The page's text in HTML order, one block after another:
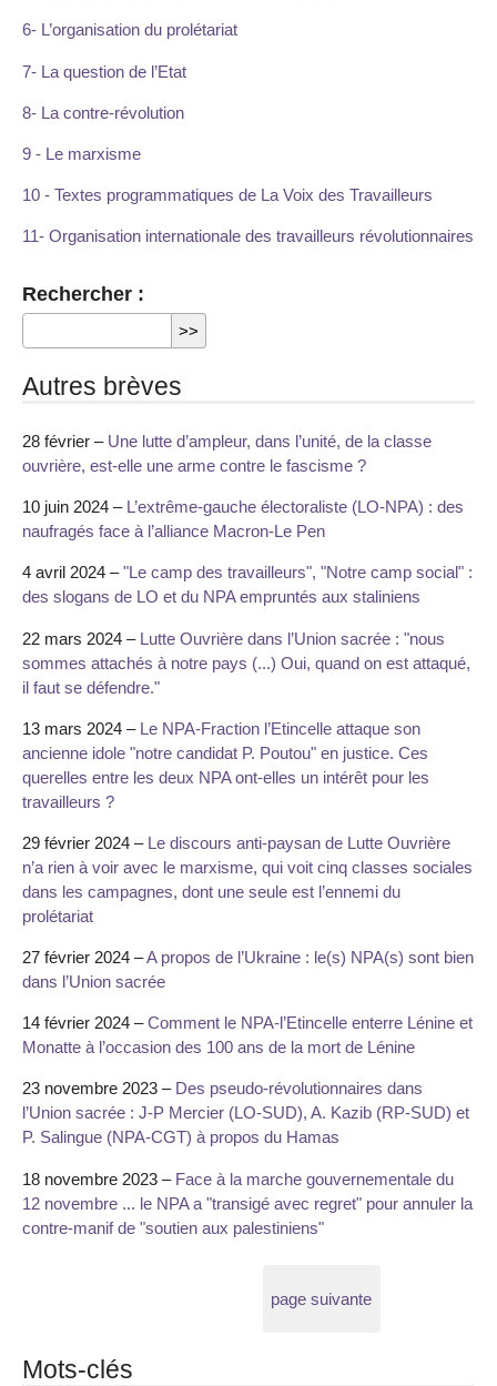
6- L’organisation du prolétariat
7- La question de l’Etat
8- La contre-révolution
9 - Le marxisme
10 - Textes programmatiques de La Voix des Travailleurs
11- Organisation internationale des travailleurs révolutionnaires
Rechercher :
Autres brèves
28 février – Une lutte d’ampleur, dans l’unité, de la classe
ouvrière, est-elle une arme contre le fascisme ?
10 juin 2024 – L’extrême-gauche électoraliste (LO-NPA) : des
naufragés face à l’alliance Macron-Le Pen
4 avril 2024 –"Le camp des travailleurs", "Notre camp social" :
des slogans de LO et du NPA empruntés aux staliniens
22 mars 2024 – Lutte Ouvrière dans l’Union sacrée : "nous
sommes attachés à notre pays (...) Oui, quand on est attaqué,
il faut se défendre."
13 mars 2024 – Le NPA-Fraction l’Etincelle attaque son
ancienne idole "notre candidat P. Poutou" en justice. Ces
querelles entre les deux NPA ont-elles un intérêt pour les
travailleurs ?
29 février 2024 – Le discours anti-paysan de Lutte Ouvrière
n’a rien à voir avec le marxisme, qui voit cinq classes sociales
dans les campagnes, dont une seule est l’ennemi du
prolétariat
27 février 2024 –A propos de l’Ukraine : le(s) NPA(s) sont bien
dans l’Union sacrée
14 février 2024 –Comment le NPA-l’Etincelle enterre Lénine et
Monatte à l’occasion des 100 ans de la mort de Lénine
23 novembre 2023 – Des pseudo-révolutionnaires dans
l’Union sacrée : J-P Mercier (LO-SUD), A. Kazib (RP-SUD) et
P. Salingue (NPA-CGT) à propos du Hamas
18 novembre 2023 – Face à la marche gouvernementale du
12 novembre ... le NPA a "transigé avec regret" pour annuler la
contre-manif de "soutien aux palestiniens"
page suivante
Mots-clés